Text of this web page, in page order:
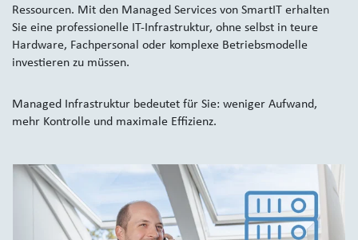
Ressourcen. Mit den Managed Services von SmartIT erhalten
Sie eine professionelle IT-Infrastruktur, ohne selbst in teure
Hardware, Fachpersonal oder komplexe Betriebsmodelle
investieren zu müssen.
Managed Infrastruktur bedeutet für Sie: weniger Aufwand,
mehr Kontrolle und maximale Effizienz.